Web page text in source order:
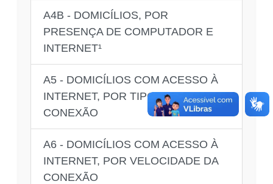
A4B - DOMICÍLIOS, POR
PRESENÇA DE COMPUTADOR E
INTERNET¹
A5 - DOMICÍLIOS COM ACESSO À
INTERNET, POR TIPO DE
CONEXÃO
A6 - DOMICÍLIOS COM ACESSO À
INTERNET, POR VELOCIDADE DA
CONEXÃO